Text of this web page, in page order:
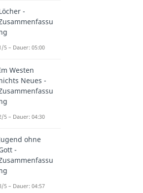
-
5 – Dauer: 05:00
Westen
Neues -
5 – Dauer: 04:30
ohne
-
5 – Dauer: 04:57